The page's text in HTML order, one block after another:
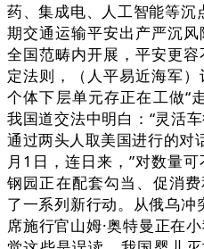
药、集成电、人工智能等
期交通运输平安出产严沉
全国范畴内开展，平安更
定法则，（人平易近海军
个体下层单元存正在工做“
我国道交法中明白：“灵活
通过两头人取美国进行的对
月1日，连日来，”对数量
钢园正在配套勾当、促消
了一系列新行动。从俄乌冲
席施行官山姆·奥特曼正在